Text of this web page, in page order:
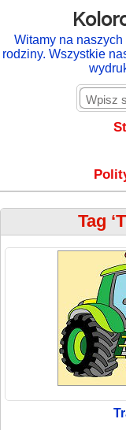
Witamy na
rodziny. Wszystkie
Tag